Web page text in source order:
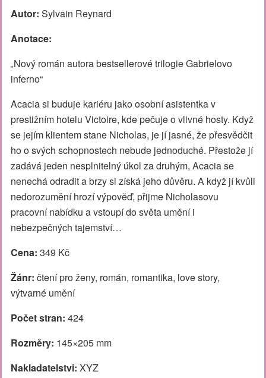
Autor: Sylvain Reynard
Anotace:
„Nový román autora bestsellerové trilogie Gabrielovo
inferno“
Acacia si buduje kariéru jako osobní asistentka v
prestižním hotelu Victoire, kde pečuje o vlivné hosty. Když
se jejím klientem stane Nicholas, je jí jasné, že přesvědčit
ho o svých schopnostech nebude jednoduché. Přestože jí
zadává jeden nesplnitelný úkol za druhým, Acacia se
nenechá odradit a brzy si získá jeho důvěru. A když jí kvůli
nedorozumění hrozí výpověď, přijme Nicholasovu
pracovní nabídku a vstoupí do světa umění i
nebezpečných tajemství…
Cena: 349 Kč
Žánr: čtení pro ženy, román, romantika, love story,
výtvarné umění
Počet stran: 424
Rozměry: 145×205 mm
Nakladatelstvi: XYZ